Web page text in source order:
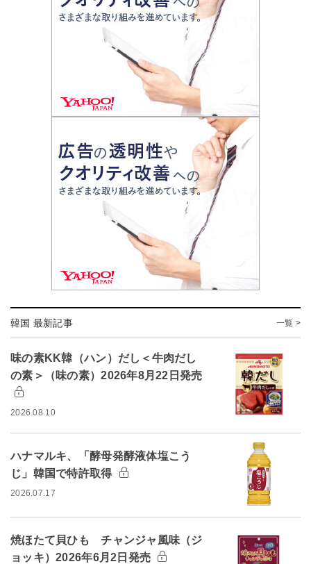
韓国 最新記事 一覧 >
味の素KK韓（ハン）だし＜牛肉だし
の素＞（味の素）2026年8月22日発売
2026.08.10
ハナマルキ、「酵母発酵液体塩こう
じ」韓国で特許取得
2026.07.17
焼ほたて貝ひも チャンジャ風味（ジ
ョッキ）2026年6月2日発売